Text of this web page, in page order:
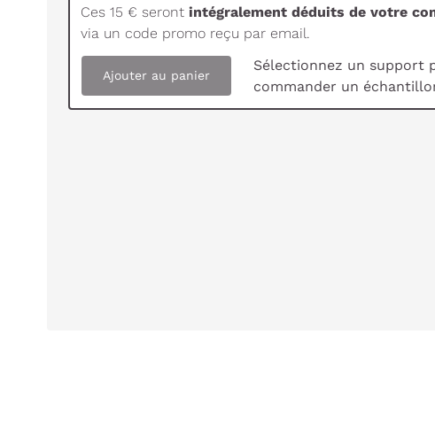
Ces 15 € seront intégralement déduits de votre
via un code promo reçu par email.
Ajouter au panier
Sélectionnez un support
commander un